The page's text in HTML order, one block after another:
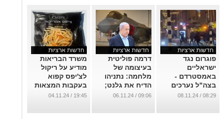
חדשות ארציות
פוגרום נגד
ישראליים
באמסטרדם -
בצה"ל נערכים
להוציא מטוסים
הישראליים
08:29 / 08.11.24
חדשות ארציות
דרמה פוליטית
בעיצומה של
מלחמה: נתניהו
הדיח את גלנט;
ישראל כץ ימונה
...
09:06 / 06.11.24
חדשות ארציות
משרד הבריאות
מודיע על ריקול
לצ'יפס קפוא
בעקבות המצאות
חיידק ליסטריה
...
19:45 / 04.11.24